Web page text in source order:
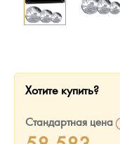
Русская нумизматика
Монеты и жетоны из
Книги по нумизматике
Хотите купить?
Стандартная цена